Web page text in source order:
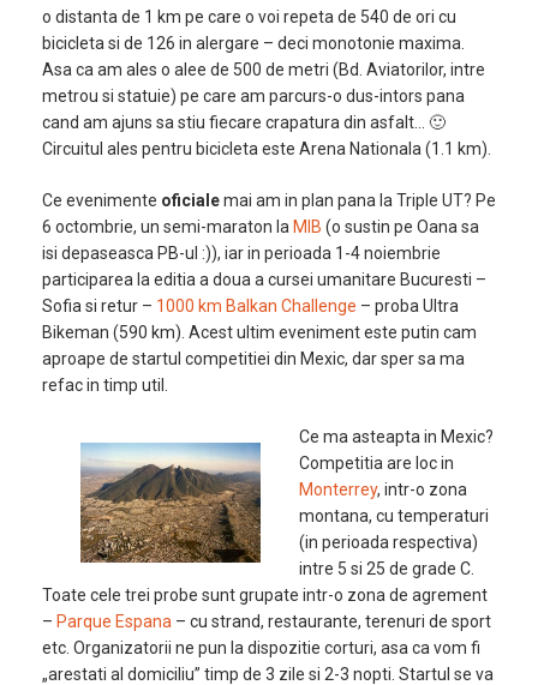
o distanta de 1 km pe care o voi repeta de 540 de ori cu
bicicleta si de 126 in alergare – deci monotonie maxima.
Asa ca am ales o alee de 500 de metri (Bd. Aviatorilor, intre
metrou si statuie) pe care am parcurs-o dus-intors pana
cand am ajuns sa stiu fiecare crapatura din asfalt… 🙂
Circuitul ales pentru bicicleta este Arena Nationala (1.1 km).
Ce evenimente oficialemai am in plan pana la Triple UT? Pe
6 octombrie, un semi-maraton la MIB (o sustin pe Oana sa
isi depaseasca PB-ul :)), iar in perioada 1-4 noiembrie
participarea la editia a doua a cursei umanitare Bucuresti –
Sofia si retur – 1000 km Balkan Challenge – proba Ultra
Bikeman (590 km). Acest ultim eveniment este putin cam
aproape de startul competitiei din Mexic, dar sper sa ma
refac in timp util.
Ce ma asteapta in Mexic?
Competitia are loc in
Monterrey, intr-o zona
montana, cu temperaturi
(in perioada respectiva)
intre 5 si 25 de grade C.
Toate cele trei probe sunt grupate intr-o zona de agrement
– Parque Espana – cu strand, restaurante, terenuri de sport
etc. Organizatorii ne pun la dispozitie corturi, asa ca vom fi
„arestati al domiciliu” timp de 3 zile si 2-3 nopti. Startul se va